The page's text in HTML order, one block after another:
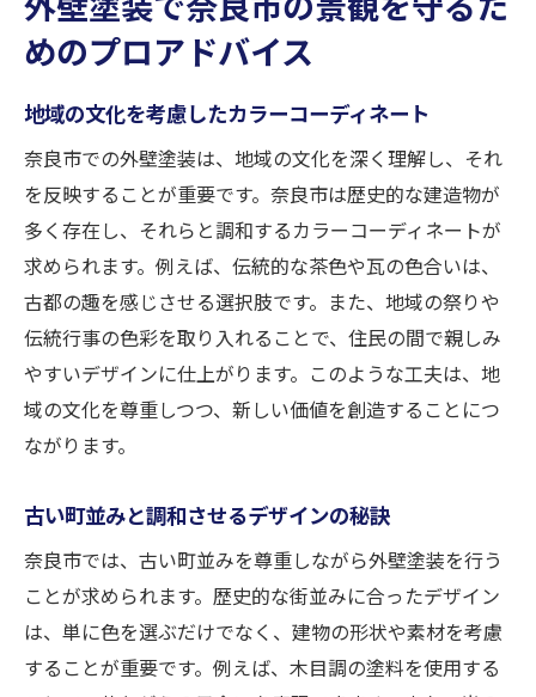
めのプロアドバイス
地域の文化を考慮したカラーコーディネート
奈良市での外壁塗装は、地域の文化を深く理解し、それ
を反映することが重要です。奈良市は歴史的な建造物が
多く存在し、それらと調和するカラーコーディネートが
求められます。例えば、伝統的な茶色や瓦の色合いは、
古都の趣を感じさせる選択肢です。また、地域の祭りや
伝統行事の色彩を取り入れることで、住民の間で親しみ
やすいデザインに仕上がります。このような工夫は、地
域の文化を尊重しつつ、新しい価値を創造することにつ
ながります。
古い町並みと調和させるデザインの秘訣
奈良市では、古い町並みを尊重しながら外壁塗装を行う
ことが求められます。歴史的な街並みに合ったデザイン
は、単に色を選ぶだけでなく、建物の形状や素材を考慮
することが重要です。例えば、木目調の塗料を使用する